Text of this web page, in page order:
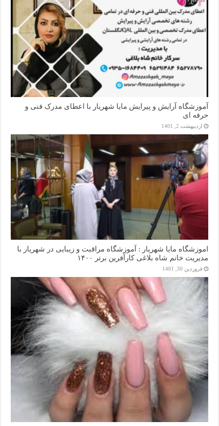
آموزشگاه آرایش و پیرایش مایا شهریار با اعطای مدرک فنی و
حرفه ای
اردیبهشت 2, 1401
اموزشگاه مایا شهریار : آموزشگاه مراقبت و زیبایی در شهریار با
مدیریت خانم شاه بلاغی کارآفرین برتر ۱۴۰۰
فروردین 30, 1401